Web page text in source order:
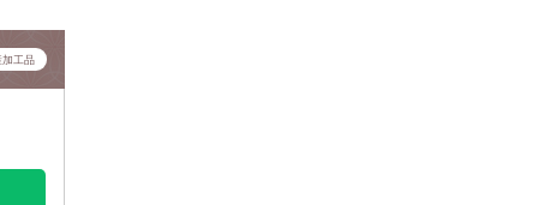
工品